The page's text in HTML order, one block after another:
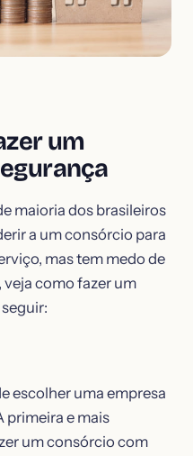
um
maioria dos brasileiros
a um consórcio para
mas tem medo de
veja como fazer um
escolher uma empresa
primeira e mais
um consórcio com